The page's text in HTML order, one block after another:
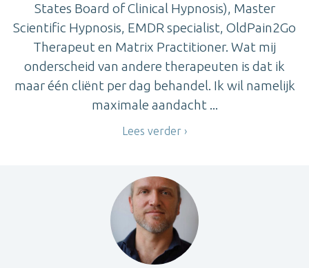
States Board of Clinical Hypnosis), Master
Scientific Hypnosis, EMDR specialist, OldPain2Go
Therapeut en Matrix Practitioner. Wat mij
onderscheid van andere therapeuten is dat ik
maar één cliënt per dag behandel. Ik wil namelijk
maximale aandacht ...
Lees verder